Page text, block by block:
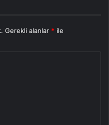
Gerekli alanlar * ile